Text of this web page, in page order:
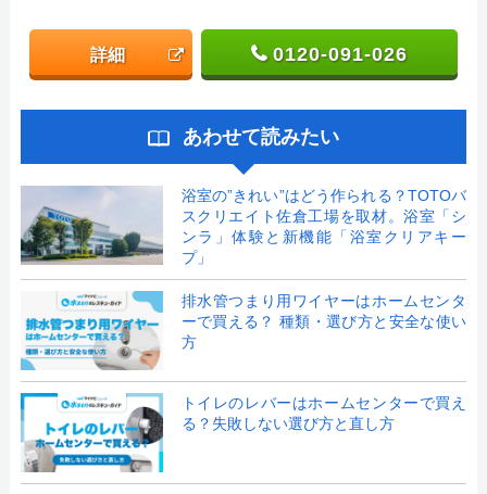
詳細 0120-091-026
あわせて読みたい
浴室の”きれい”はどう作られる？TOTOバ
スクリエイト佐倉工場を取材。浴室「シ
ンラ」体験と新機能「浴室クリアキー
プ」
排水管つまり用ワイヤーはホームセンタ
ーで買える？ 種類・選び方と安全な使い
方
トイレのレバーはホームセンターで買え
る？失敗しない選び方と直し方